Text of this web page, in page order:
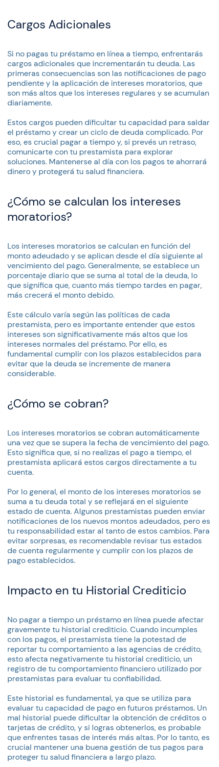
Cargos Adicionales
Si no pagas tu préstamo en línea a tiempo, enfrentarás
cargos adicionales que incrementarán tu deuda. Las
primeras consecuencias son las notificaciones de pago
pendiente y la aplicación de intereses moratorios, que
son más altos que los intereses regulares y se acumulan
diariamente.
Estos cargos pueden dificultar tu capacidad para saldar
el préstamo y crear un ciclo de deuda complicado. Por
eso, es crucial pagar a tiempo y, si prevés un retraso,
comunicarte con tu prestamista para explorar
soluciones. Mantenerse al día con los pagos te ahorrará
dinero y protegerá tu salud financiera.
¿Cómo se calculan los intereses
moratorios?
Los intereses moratorios se calculan en función del
monto adeudado y se aplican desde el día siguiente al
vencimiento del pago. Generalmente, se establece un
porcentaje diario que se suma al total de la deuda, lo
que significa que, cuanto más tiempo tardes en pagar,
más crecerá el monto debido.
Este cálculo varía según las políticas de cada
prestamista, pero es importante entender que estos
intereses son significativamente más altos que los
intereses normales del préstamo. Por ello, es
fundamental cumplir con los plazos establecidos para
evitar que la deuda se incremente de manera
considerable.
¿Cómo se cobran?
Los intereses moratorios se cobran automáticamente
una vez que se supera la fecha de vencimiento del pago.
Esto significa que, si no realizas el pago a tiempo, el
prestamista aplicará estos cargos directamente a tu
cuenta.
Por lo general, el monto de los intereses moratorios se
suma a tu deuda total y se reflejará en el siguiente
estado de cuenta. Algunos prestamistas pueden enviar
notificaciones de los nuevos montos adeudados, pero es
tu responsabilidad estar al tanto de estos cambios. Para
evitar sorpresas, es recomendable revisar tus estados
de cuenta regularmente y cumplir con los plazos de
pago establecidos.
Impacto en tu Historial Crediticio
No pagar a tiempo un préstamo en línea puede afectar
gravemente tu historial crediticio. Cuando incumples
con los pagos, el prestamista tiene la potestad de
reportar tu comportamiento a las agencias de crédito,
esto afecta negativamente tu historial crediticio, un
registro de tu comportamiento financiero utilizado por
prestamistas para evaluar tu confiabilidad.
Este historial es fundamental, ya que se utiliza para
evaluar tu capacidad de pago en futuros préstamos. Un
mal historial puede dificultar la obtención de créditos o
tarjetas de crédito, y si logras obtenerlos, es probable
que enfrentes tasas de interés más altas. Por lo tanto, es
crucial mantener una buena gestión de tus pagos para
proteger tu salud financiera a largo plazo.